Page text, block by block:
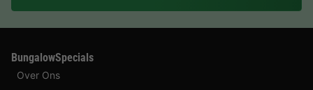
BungalowSpecials
Over Ons